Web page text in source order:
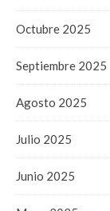
Octubre 2025
Septiembre 2025
Agosto 2025
Julio 2025
Junio 2025